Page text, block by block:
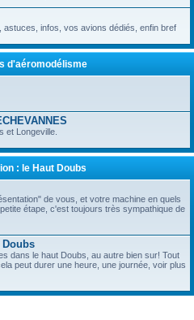
astuces, infos, vos avions dédiés, enfin bref
d'aéromodélisme
et Longeville.
: le Haut Doubs
de vous, et votre machine en quels
étape, c'est toujours très sympathique de
Doubs
dans le haut Doubs, au autre bien sur! Tout
peut durer une heure, une journée, voir plus